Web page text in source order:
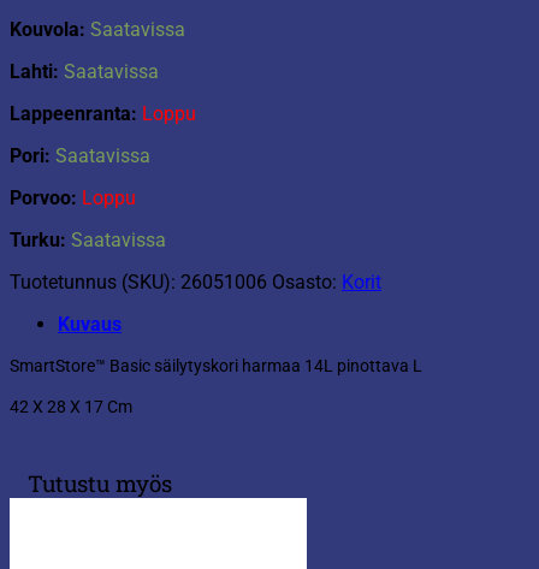
Kouvola: Saatavissa
Lahti: Saatavissa
Lappeenranta: Loppu
Pori: Saatavissa
Porvoo: Loppu
Turku: Saatavissa
Tuotetunnus (SKU): 26051006 Osasto: Korit
Kuvaus
SmartStore™ Basic säilytyskori harmaa 14L pinottava L
42 X 28 X 17 Cm
Tutustu myös